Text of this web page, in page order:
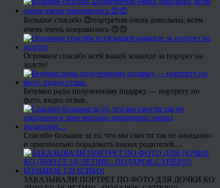
Большое спасибо 😍портретом очень довольны, всем
очень очень понравилось 😍😍
Огромное спасибо всей вашей команде за портрет на
холсте!
Безумно рады полученному подарку — портрету по
фото, видео отзыв.
Спасибо большое за то, что мы смогли так не ожиданно
и оригинально порадовать наших родителей…
ЗАКАЗЫВАЛИ ПОРТРЕТ ПО ФОТО ДЛЯ ДОЧКИ КО